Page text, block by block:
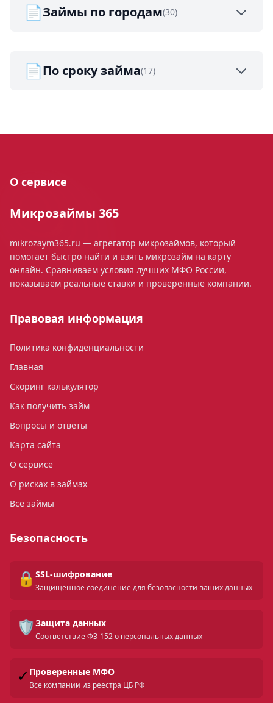
📄Займы по городам(30)
📄По сроку займа(17)
О сервисе
Микрозаймы 365
mikrozaym365.ru — агрегатор микрозаймов, который
помогает быстро найти и взять микрозайм на карту
онлайн. Сравниваем условия лучших МФО России,
показываем реальные ставки и проверенные компании.
Правовая информация
Политика конфиденциальности
Главная
Скоринг калькулятор
Как получить займ
Вопросы и ответы
Карта сайта
О сервисе
О рисках в займах
Все займы
Безопасность
🔒 SSL-шифрование
Защищенное соединение для безопасности ваших данных
🛡️ Защита данных
Соответствие ФЗ-152 о персональных данных
✓ Проверенные МФО
Все компании из реестра ЦБ РФ